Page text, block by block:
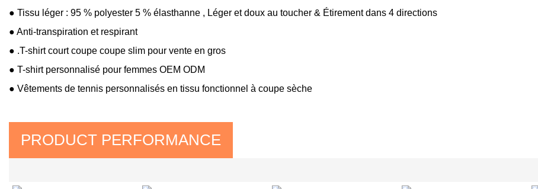
● Tissu léger : 95 % polyester 5 % élasthanne , Léger et doux au toucher & Étirement dans 4 directions
● Anti-transpiration et respirant
● .T-shirt court coupe coupe slim pour vente en gros
● T-shirt personnalisé pour femmes OEM ODM
● Vêtements de tennis personnalisés en tissu fonctionnel à coupe sèche
PRODUCT PERFORMANCE